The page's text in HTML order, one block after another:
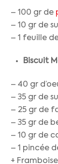
– 100 gr de
– 10 gr de
– 1 feuille
Biscuit
– 40 gr
– 35 gr de
– 25 gr de
– 35 gr de
– 10 gr de
– 1 pincée
+